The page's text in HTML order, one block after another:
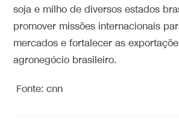
soja e milho de diversos estados
promover missões internacionais
mercados e fortalecer as
agronegócio brasileiro.
Fonte: cnn